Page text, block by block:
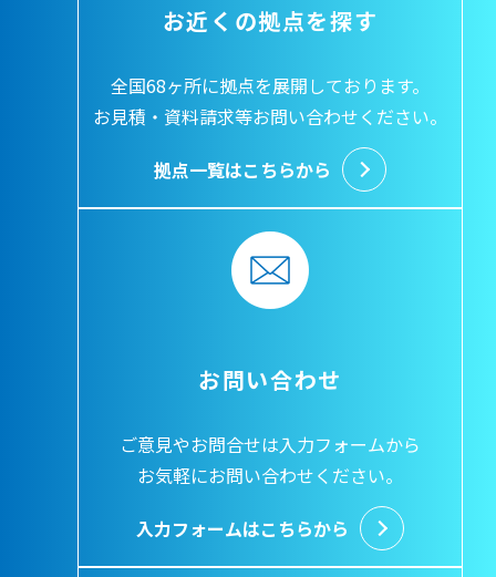
お近くの拠点を探す
全国68ヶ所に拠点を展開しております。
お見積・資料請求等お問い合わせください。
拠点一覧はこちらから
お問い合わせ
ご意見やお問合せは入力フォームから
お気軽にお問い合わせください。
入力フォームはこちらから